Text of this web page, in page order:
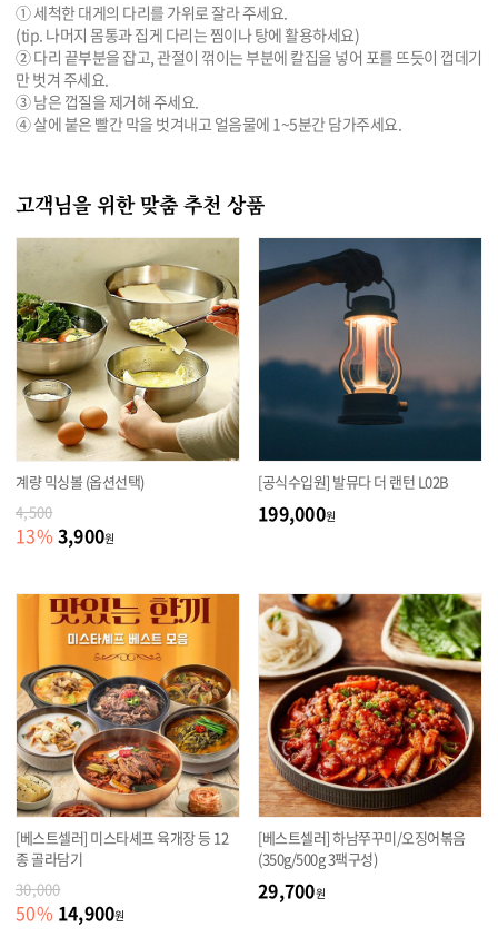
① 세척한 대게의 다리를 가위로 잘라 주세요.
(tip. 나머지 몸통과 집게 다리는 찜이나 탕에 활용하세요)
② 다리 끝부분을 잡고, 관절이 꺾이는 부분에 칼집을 넣어 포를 뜨듯이 껍데기
만 벗겨 주세요.
③ 남은 껍질을 제거해 주세요.
고객님을 위한 맞춤 추천 상품
계량 믹싱볼 (옵션선택)
4,500
13% 3,900원
[공식수입원] 발뮤다 더 랜턴 L02B
199,000원
[베스트셀러] 미스타셰프 육개장 등 12
종 골라담기
30,000
50% 14,900원
[베스트셀러] 하남쭈꾸미/오징어볶음
(350g/500g 3팩구성)
29,700원